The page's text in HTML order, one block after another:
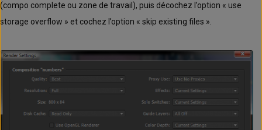
(compo complete ou zone de travail), puis décochez l’option « use
storage overflow » et cochez l’option « skip existing files ».